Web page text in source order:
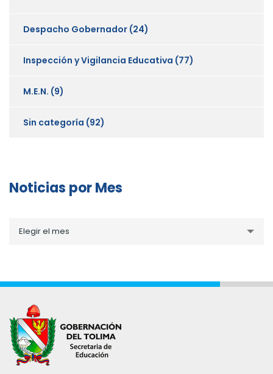
Despacho Gobernador (24)
Inspección y Vigilancia Educativa (77)
M.E.N. (9)
Sin categoría (92)
Noticias por Mes
porElegir el mes